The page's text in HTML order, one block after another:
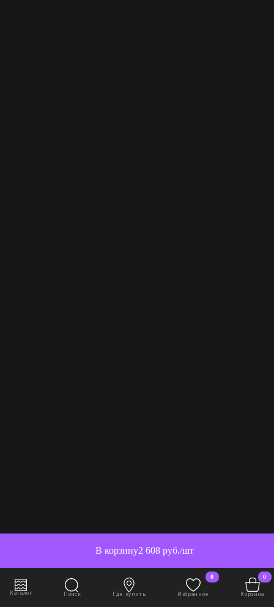
2 608 руб./шт
В корзину
Каталог Поиск Где купить
0
Избранное
0
Корзина